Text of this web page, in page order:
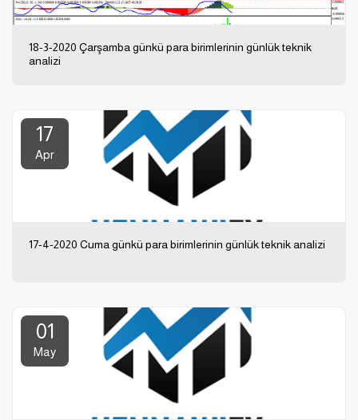
18-3-2020 Çarşamba günkü para birimlerinin günlük teknik
analizi
17
Apr
17-4-2020 Cuma günkü para birimlerinin günlük teknik analizi
01
May